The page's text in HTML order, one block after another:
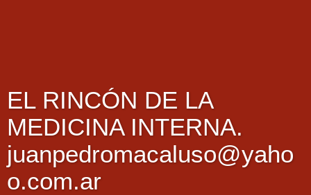
EL RINCÓN DE LA
MEDICINA INTERNA.
juanpedromacaluso@yaho
o.com.ar